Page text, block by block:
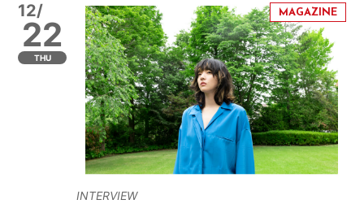
12/
22
THU
INTERVIEW